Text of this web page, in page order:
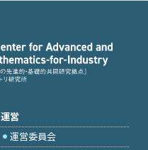
運営
運営委員会